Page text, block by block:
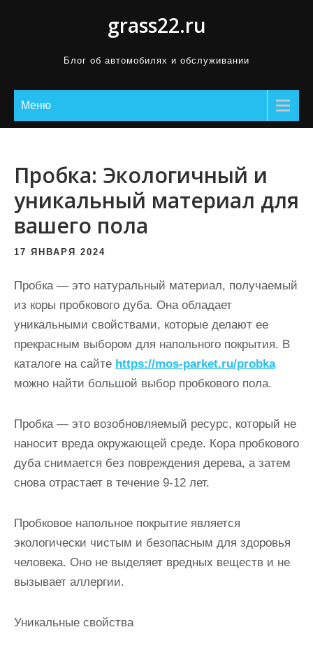
а
grass22.ru
Блог об автомобилях и обслуживании
Меню
Пробка: Экологичный и
уникальный материал для
вашего пола
17 ЯНВАРЯ 2024
Пробка — это натуральный материал, получаемый
из коры пробкового дуба. Она обладает
уникальными свойствами, которые делают ее
прекрасным выбором для напольного покрытия. В
каталоге на сайте https://mos-parket.ru/probka
можно найти большой выбор пробкового пола.
Пробка — это возобновляемый ресурс, который не
наносит вреда окружающей среде. Кора пробкового
дуба снимается без повреждения дерева, а затем
снова отрастает в течение 9-12 лет.
Пробковое напольное покрытие является
экологически чистым и безопасным для здоровья
человека. Оно не выделяет вредных веществ и не
вызывает аллергии.
Уникальные свойства